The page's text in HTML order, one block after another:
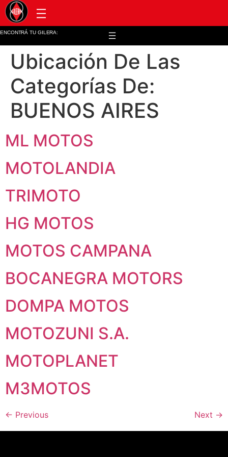
ENCONTRÁ TU GILERA:
Ubicación De Las
Categorías De:
BUENOS AIRES
ML MOTOS
MOTOLANDIA
TRIMOTO
HG MOTOS
MOTOS CAMPANA
BOCANEGRA MOTORS
DOMPA MOTOS
MOTOZUNI S.A.
MOTOPLANET
M3MOTOS
← Previous Next →